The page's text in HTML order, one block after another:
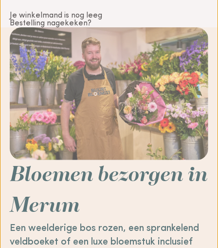
Je winkelmand is nog leeg
Bestelling nagekeken?
Bloemen bezorgen in
Merum
Een weelderige bos rozen, een sprankelend
veldboeket of een luxe bloemstuk inclusief